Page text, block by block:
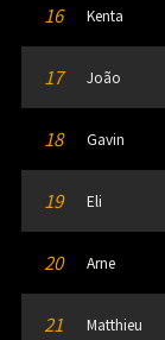
16 Kenta
17 João
18 Gavin
19 Eli
20 Arne
21 Matthieu